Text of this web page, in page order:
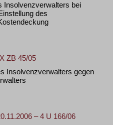
Insolvenzverwalters bei
des
ZB 45/05
Insolvenzverwalters gegen
– 4 U 166/06